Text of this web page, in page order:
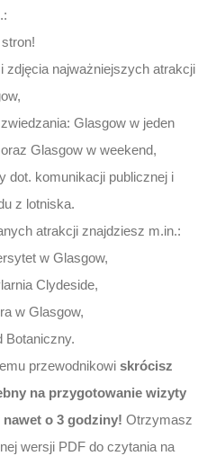
zdjęcia najważniejszych atrakcji
Glasgow w jeden
Glasgow w weekend,
dot. komunikacji publicznej i
z lotniska.
atrakcji znajdziesz m.in.:
w Glasgow,
Clydeside,
w Glasgow,
Botaniczny.
przewodnikowiskrócisz
na przygotowanie wizyty
o 3 godziny! Otrzymasz
wersji PDF do czytania na